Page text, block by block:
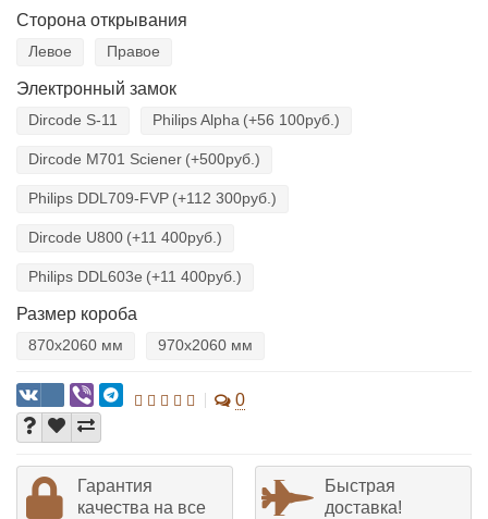
Сторона открывания
Левое Правое
Электронный замок
Dircode S-11 Philips Alpha (+56 100руб.)
Dircode M701 Sciener (+500руб.)
Philips DDL709-FVP (+112 300руб.)
Dircode U800 (+11 400руб.)
Philips DDL603е (+11 400руб.)
Размер короба
870х2060 мм 970х2060 мм
0
Гарантия
качества на все
Быстрая
доставка!